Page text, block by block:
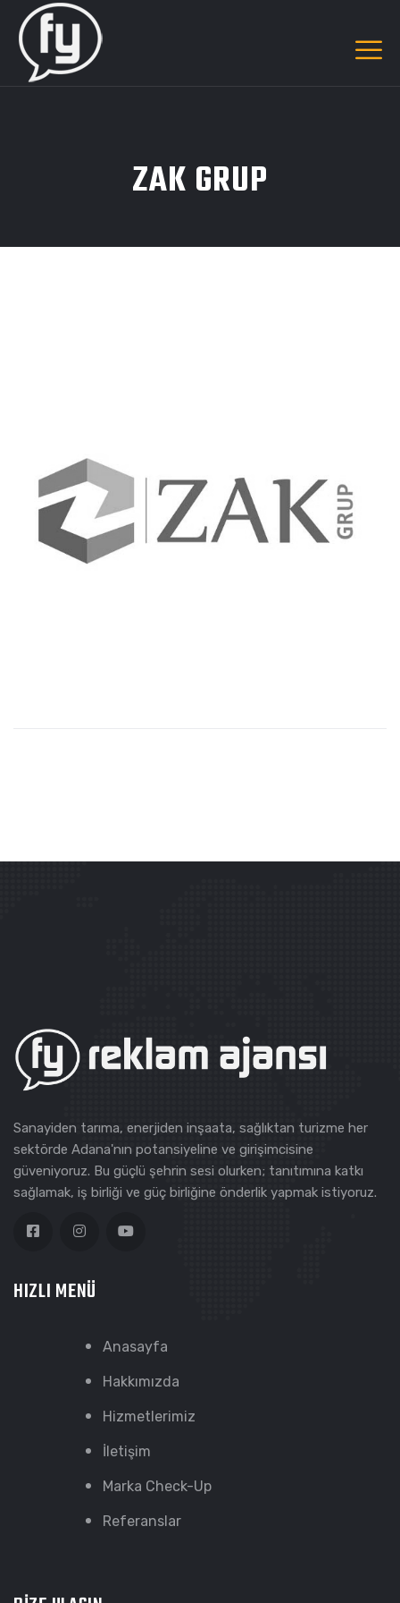
ZAK GRUP
Sanayiden tarıma, enerjiden inşaata, sağlıktan turizme her
sektörde Adana'nın potansiyeline ve girişimcisine
güveniyoruz. Bu güçlü şehrin sesi olurken; tanıtımına katkı
sağlamak, iş birliği ve güç birliğine önderlik yapmak istiyoruz.
HIZLI MENÜ
Anasayfa
Hakkımızda
Hizmetlerimiz
İletişim
Marka Check-Up
Referanslar